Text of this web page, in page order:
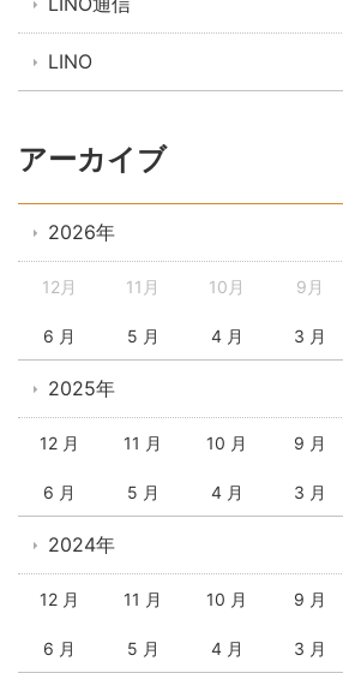
LINO
アーカイブ
2026年
12月 11月 10月 9月
6 月 5 月 4 月 3 月
2025年
12 月 11 月 10 月 9 月
6 月 5 月 4 月 3 月
2024年
12 月 11 月 10 月 9 月
6 月 5 月 4 月 3 月